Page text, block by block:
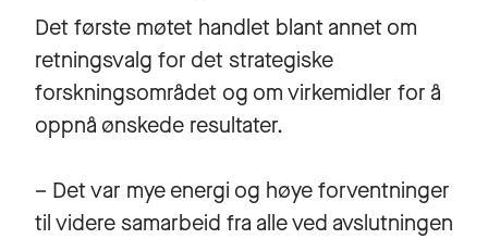
Det første møtet handlet blant annet om
retningsvalg for det strategiske
forskningsområdet og om virkemidler for å
oppnå ønskede resultater.
– Det var mye energi og høye forventninger
til videre samarbeid fra alle ved avslutningen